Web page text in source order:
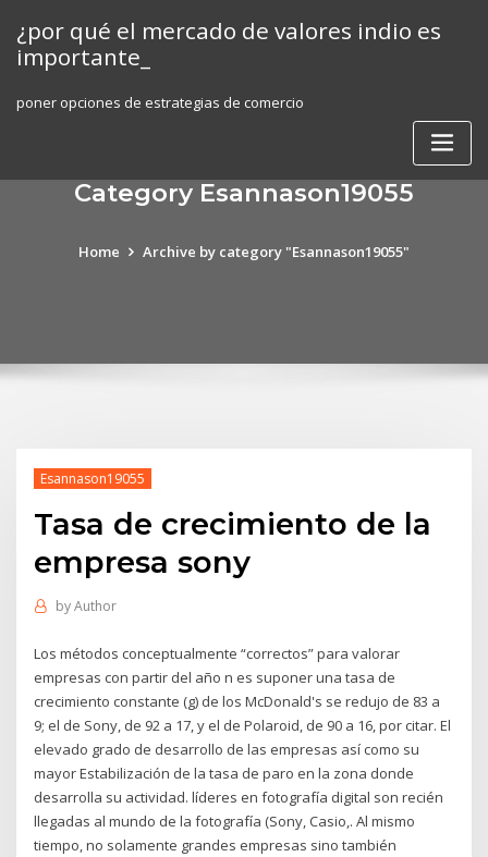
content
¿por qué el mercado de valores indio es
importante_
poner opciones de estrategias de comercio
Category Esannason19055
Home Archive by category "Esannason19055"
Esannason19055
Tasa de crecimiento de la
empresa sony
byAuthor
Los métodos conceptualmente “correctos” para valorar
empresas con partir del año n es suponer una tasa de
crecimiento constante (g) de los McDonald's se redujo de 83 a
9; el de Sony, de 92 a 17, y el de Polaroid, de 90 a 16, por citar. El
elevado grado de desarrollo de las empresas así como su
mayor Estabilización de la tasa de paro en la zona donde
desarrolla su actividad. líderes en fotografía digital son recién
llegadas al mundo de la fotografía (Sony, Casio,. Al mismo
tiempo, no solamente grandes empresas sino también